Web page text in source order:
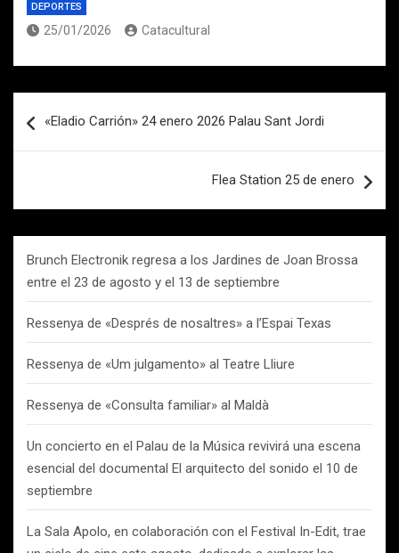
DEPORTES
25/01/2026 Catacultural
de
«Eladio Carrión» 24 enero 2026 Palau Sant Jordi
Flea Station 25 de enero
Brunch Electronik regresa a los Jardines de Joan Brossa
entre el 23 de agosto y el 13 de septiembre
Ressenya de «Després de nosaltres» a l’Espai Texas
Ressenya de «Um julgamento» al Teatre Lliure
Ressenya de «Consulta familiar» al Maldà
Un concierto en el Palau de la Música revivirá una escena
esencial del documental El arquitecto del sonido el 10 de
septiembre
La Sala Apolo, en colaboración con el Festival In-Edit, trae